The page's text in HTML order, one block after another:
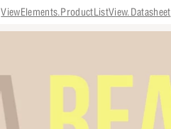
ViewElements.ProductListView.Datasheet